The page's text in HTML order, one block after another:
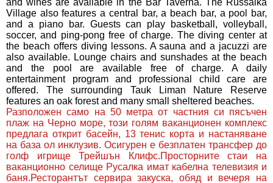
and wines are available in the Bar Taverna. The Russalka
Village also features a central bar, a beach bar, a pool bar,
and a piano bar. Guests can play basketball, volleyball,
soccer, and ping-pong free of charge. The diving center at
the beach offers diving lessons. A sauna and a jacuzzi are
also available. Lounge chairs and sunshades at the beach
and the pool are available free of charge. A daily
entertainment program and professional child care are
offered. The surrounding Tauk Liman Nature Reserve
features an oak forest and many small sheltered beaches.
Разположен само на 50 метра от частния си пясъчен
плаж на Черно море, този голям ваканционен комплекс
предлага открит басейн, 13 тенис корта и настаняване
на база ол инклузив. Осигурен е безплатен трансфер до
голф игрище Трейшън Клифс.Просторните стаи на
ваканционно селище Русалка имат кабелна телевизия и
баня.Ресторантът сервира закуска, обяд и вечеря на